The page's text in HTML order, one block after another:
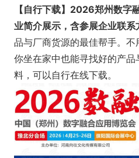
【自行下载】2026郑州数字
业简介展示，含参展企业联系
品与厂商货源的最佳帮手。
你坐在家中也能寻找好的产
料，可以自行在线下载。